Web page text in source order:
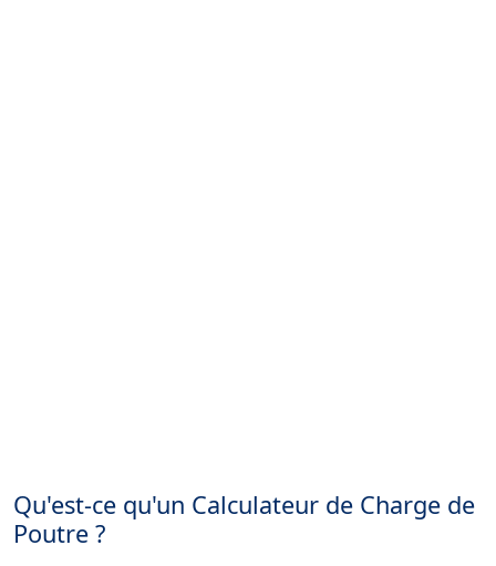
Qu'est-ce qu'un Calculateur de Charge de
Poutre ?